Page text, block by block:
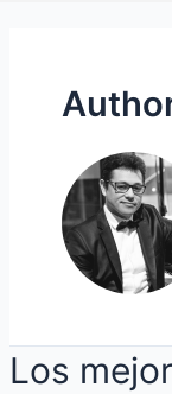
Los